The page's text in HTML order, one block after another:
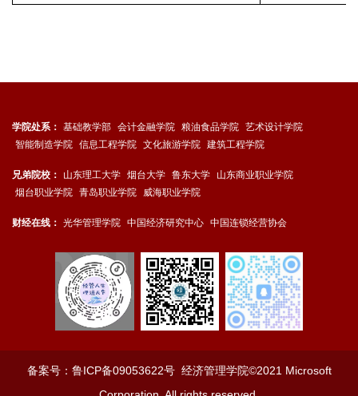
学院处系： 基础教学部 会计金融学院 粮油食品学院 艺术设计学院
智能制造学院 信息工程学院 文化旅游学院 建筑工程学院
兄弟院校： 山东理工大学 烟台大学 鲁东大学
山东商业职业学院
烟台职业学院 青岛职业学院 威海职业学院
财经在线： 光华管理学院 中国经济研究中心 中国连锁经营协会
备案号： 鲁ICP备09053622号经济管理学院©2021 Microsoft